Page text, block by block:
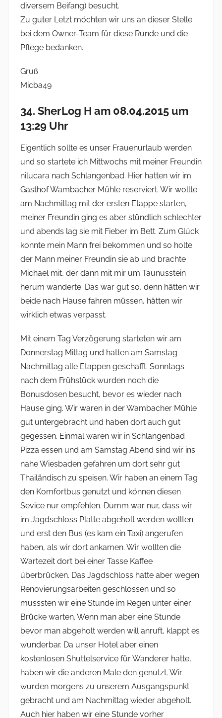
diversem Beifang) besucht.
Zu guter Letzt möchten wir uns an dieser Stelle
bei dem Owner-Team für diese Runde und die
Pflege bedanken.
Gruß
Micba49
34. SherLog H am 08.04.2015 um
13:29 Uhr
Eigentlich sollte es unser Frauenurlaub werden
und so startete ich Mittwochs mit meiner Freundin
nilucara nach Schlangenbad. Hier hatten wir im
Gasthof Wambacher Mühle reserviert. Wir wollte
am Nachmittag mit der ersten Etappe starten,
meiner Freundin ging es aber stündlich schlechter
und abends lag sie mit Fieber im Bett. Zum Glück
konnte mein Mann frei bekommen und so holte
der Mann meiner Freundin sie ab und brachte
Michael mit, der dann mit mir um Taunusstein
herum wanderte. Das war gut so, denn hätten wir
beide nach Hause fahren müssen, hätten wir
wirklich etwas verpasst.
Mit einem Tag Verzögerung starteten wir am
Donnerstag Mittag und hatten am Samstag
Nachmittag alle Etappen geschafft. Sonntags
nach dem Frühstück wurden noch die
Bonusdosen besucht, bevor es wieder nach
Hause ging. Wir waren in der Wambacher Mühle
gut untergebracht und haben dort auch gut
gegessen. Einmal waren wir in Schlangenbad
Pizza essen und am Samstag Abend sind wir ins
nahe Wiesbaden gefahren um dort sehr gut
Thailändisch zu speisen. Wir haben an einem Tag
den Komfortbus genutzt und können diesen
Sevice nur empfehlen. Dumm war nur, dass wir
im Jagdschloss Platte abgeholt werden wollten
und erst den Bus (es kam ein Taxi) angerufen
haben, als wir dort ankamen. Wir wollten die
Wartezeit dort bei einer Tasse Kaffee
überbrücken. Das Jagdschloss hatte aber wegen
Renovierungsarbeiten geschlossen und so
musssten wir eine Stunde im Regen unter einer
Brücke warten. Wenn man aber eine Stunde
bevor man abgeholt werden will anruft, klappt es
wunderbar. Da unser Hotel aber einen
kostenlosen Shuttelservice für Wanderer hatte,
haben wir die anderen Male den genutzt. Wir
wurden morgens zu unserem Ausgangspunkt
gebracht und am Nachmittag wieder abgeholt.
Auch hier haben wir eine Stunde vorher